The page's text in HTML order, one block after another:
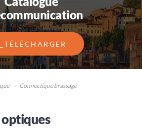
__TÉLÉCHARGER
Connectique brassage